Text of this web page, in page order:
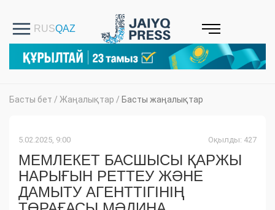
Басты бет / Жаңалықтар / Басты жаңалықтар
5.02.2025, 9:00 Оқылды: 427
МЕМЛЕКЕТ БАСШЫСЫ ҚАРЖЫ
НАРЫҒЫН РЕТТЕУ ЖӘНЕ
ДАМЫТУ АГЕНТТІГІНІҢ